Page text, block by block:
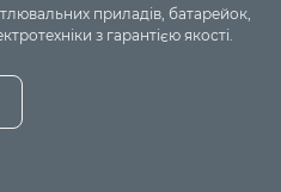
приладів, батарейок,
з гарантією якості.